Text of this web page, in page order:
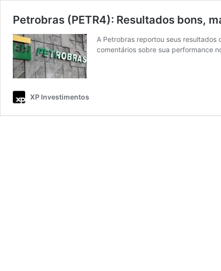
Petrobras (PETR4): Resultados bons,
A Petrobras reportou seus resultados
comentários sobre sua performance
XP Investimentos